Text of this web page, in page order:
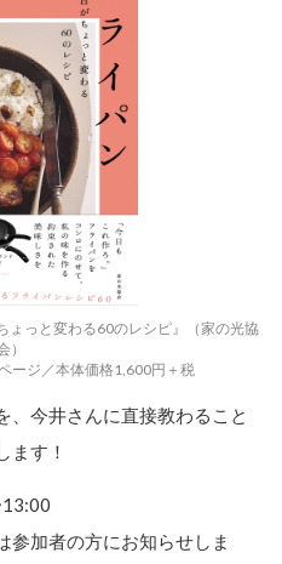
ょっと変わる60のレシピ』（家の光協
）
ージ／本体価格1,600円＋税
、今井さんに直接教わること
ます！
参加者の方にお知らせしま